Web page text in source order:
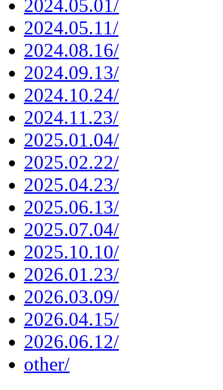
2024.05.01/
2024.05.11/
2024.08.16/
2024.09.13/
2024.10.24/
2024.11.23/
2025.01.04/
2025.02.22/
2025.04.23/
2025.06.13/
2025.07.04/
2025.10.10/
2026.01.23/
2026.03.09/
2026.04.15/
2026.06.12/
other/